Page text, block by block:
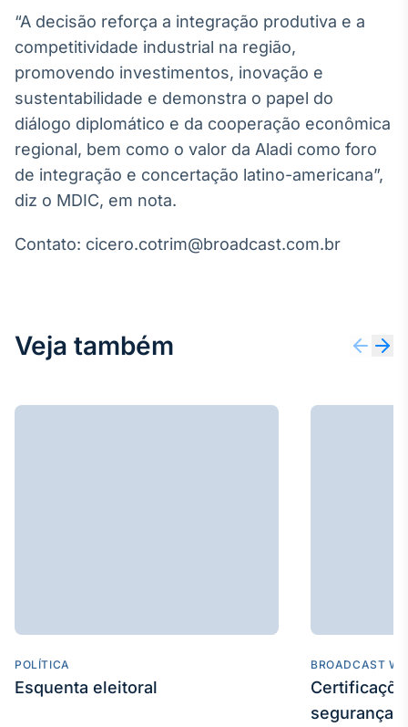
Soluções de
Tecnologia
Broadcast
Radar
Monitoramento
inteligente de
notícias e
A melhor
Investimentos
“A decisão reforça a integração produtiva e a
competitividade industrial na região,
promovendo investimentos, inovação e
sustentabilidade e demonstra o papel do
diálogo diplomático e da cooperação econômica
regional, bem como o valor da Aladi como foro
de integração e concertação latino-americana”,
diz o MDIC, em nota.
Contato: cicero.cotrim@broadcast.com.br
Veja também
POLÍTICA
Esquenta eleitoral
BROADCAST
segurança